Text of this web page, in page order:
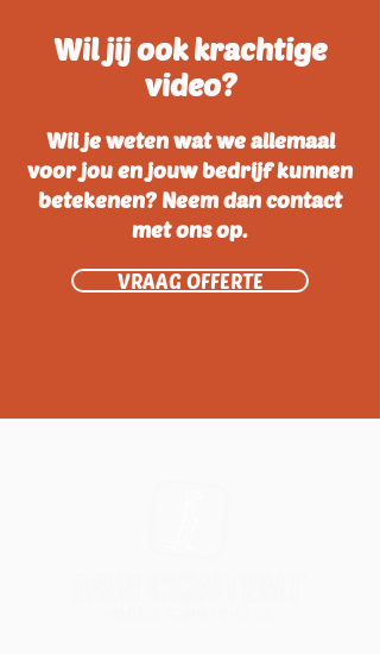
Wil jij ook krachtige
video?
Wil je weten wat we allemaal
voor jou en jouw bedrijf kunnen
betekenen? Neem dan contact
met ons op.
VRAAG OFFERTE